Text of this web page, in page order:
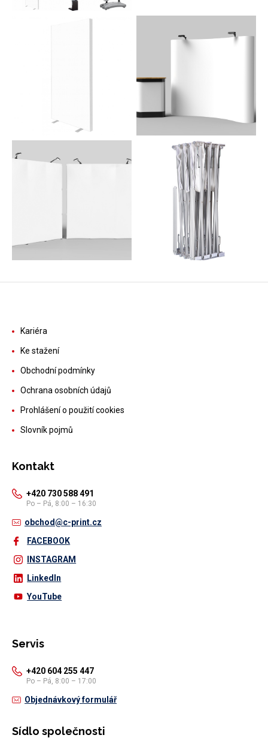
Kariéra
Ke stažení
Obchodní podmínky
Ochrana osobních údajů
Prohlášení o použití cookies
Slovník pojmů
Kontakt
+420 730 588 491
Po – Pá, 8:00 – 16:30
obchod@c-print.cz
FACEBOOK
INSTAGRAM
LinkedIn
YouTube
Servis
+420 604 255 447
Po – Pá, 8:00 – 17:00
Objednávkový formulář
Sídlo společnosti